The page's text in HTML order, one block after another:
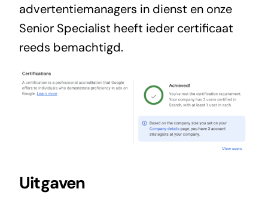
advertentiemanagers in dienst en onze
Senior Specialist heeft ieder certificaat
reeds bemachtigd.
Uitgaven